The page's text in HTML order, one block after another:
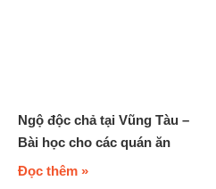
Ngộ độc chả tại Vũng Tàu –
Bài học cho các quán ăn
Đọc thêm »